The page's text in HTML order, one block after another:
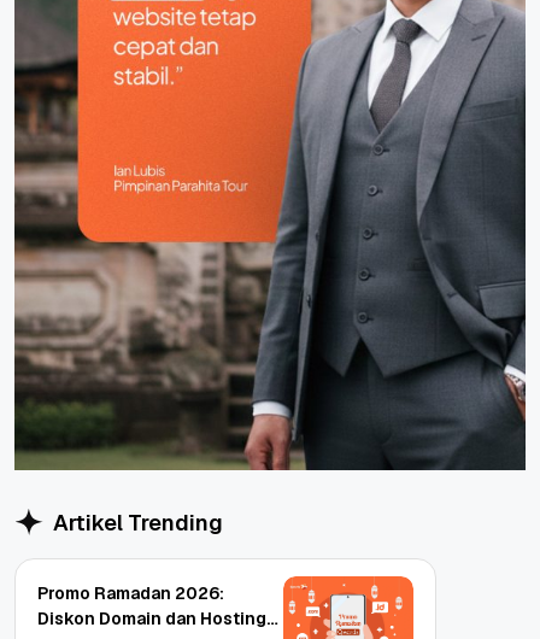
Artikel Trending
Promo Ramadan 2026:
Diskon Domain dan Hosting